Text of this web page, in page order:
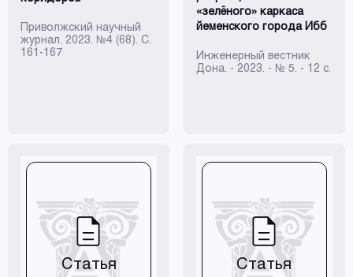
Приволжский научный
журнал. 2023. №4 (68). С.
161-167
«зелёного» каркаса
йеменского города Ибб
Инженерный вестник
Дона. - 2023. - № 5. - 12 с.
Статья Статья